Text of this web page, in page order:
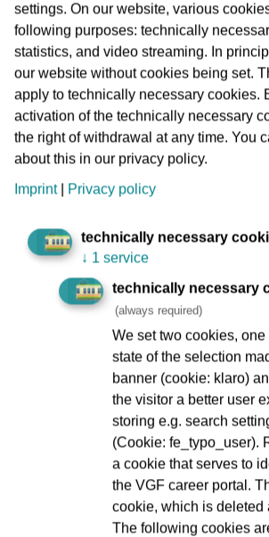
Provisorische Endhaltestelle der
Fußweg zwischen Lokalbahnhof
Um den Fußweg zwischen
zu verkürzen, haben das
Nahverkehrsgesellschaft traffiQ und die
Verkehrsgesellschaft Frankfurt am Main
zusätzliche Haltestelle eingerichtet. Die
Endhaltestelle der Linie 16
in der Hedderichstraße, Ecke
Asphaltkeil für bequemes Aussteigen
Vor der Inbetriebnahme mussten noch
Einrichtung der Haltestelle erledigt
Straße gesetzter Betonblock verhindert
haltende Bahn über das Gleisende
Fahrbahn wurden Markierungen
Autofahrer:innen um den Block
Um den Ausstieg für die Fahrgäste
gestalten, wurde der Bordstein im
bis zur Fahrzeugkante mit einem
verlängert. Der Ein- und Ausstieg für
mobilitätseingeschränkte Fahrgäste
settings. On our website, various
following purposes: technically
statistics, and video streaming. In
our website without cookies being set.
apply to technically necessary cookies.
activation of the technically necessary
the right of withdrawal at any time. You
about this in our privacy policy.
Imprint| Privacy policy
technically necessary
↓ 1 service
technically necessary
(always required)
We set two cookies,
state of the selection
banner (cookie: klaro)
the visitor a better user
storing e.g. search
(Cookie: fe_typo_user).
a cookie that serves to
the VGF career portal.
cookie, which is deleted
The following cookies